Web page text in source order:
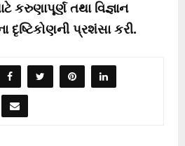
કરુણાપૂર્ણ તથા વિજ્ઞાન
દૃષ્ટિકોણની પ્રશંસા કરી.